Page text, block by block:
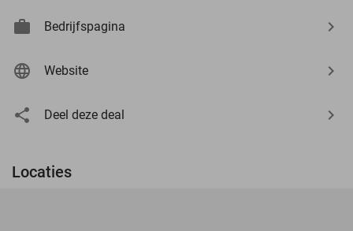
Bedrijfspagina
Website
Deel deze deal
Locaties